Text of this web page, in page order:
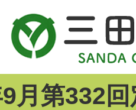
月第332